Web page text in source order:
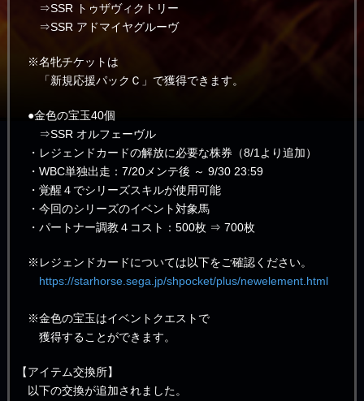
⇒SSR トゥザヴィクトリー
⇒SSR アドマイヤグルーヴ
※名牝チケットは
「新規応援パックＣ」で獲得できます。
●金色の宝玉40個
⇒SSR オルフェーヴル
・レジェンドカードの解放に必要な株券（8/1より追加）
・WBC単独出走：7/20メンテ後 ～ 9/30 23:59
・覚醒４でシリーズスキルが使用可能
・今回のシリーズのイベント対象馬
・パートナー調教４コスト：500枚 ⇒ 700枚
※レジェンドカードについては以下をご確認ください。
https://starhorse.sega.jp/shpocket/plus/newelement.html
※金色の宝玉はイベントクエストで
獲得することができます。
【アイテム交換所】
以下の交換が追加されました。